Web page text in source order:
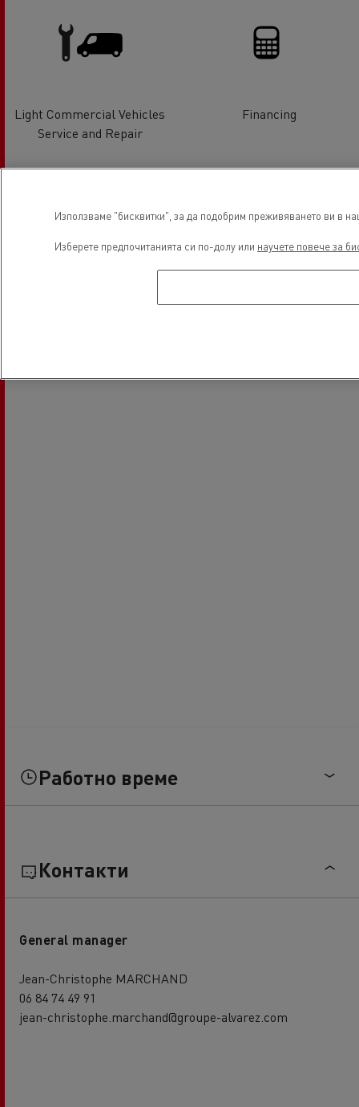
Light Commercial Vehicles
Service and Repair
Financing
Electrical Vehicles
Работно време
Контакти
General manager
Jean-Christophe MARCHAND
06 84 74 49 91
jean-christophe.marchand@groupe-alvarez.com
Използваме "бисквитки", за да подобрим преживяването ви в
Изберете предпочитанията си по-долу или научете повече за